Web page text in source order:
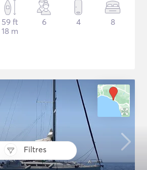
Filtres
59 ft
18 m
6 4 8